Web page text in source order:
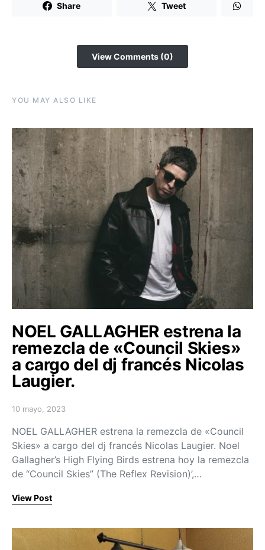
Share Tweet
View Comments (0)
YOU MAY ALSO LIKE
NOEL GALLAGHER estrena la
remezcla de «Council Skies»
a cargo del dj francés Nicolas
Laugier.
Posted on
10 mayo, 2023
NOEL GALLAGHER estrena la remezcla de «Council
Skies» a cargo del dj francés Nicolas Laugier. Noel
Gallagher’s High Flying Birds estrena hoy la remezcla
de “Council Skies” (The Reflex Revision)’,…
View Post